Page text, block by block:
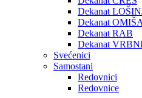
Dekanat
Dekanat
Dekanat RAB
Dekanat
Svećenici
Samostani
Redovnici
Redovnice